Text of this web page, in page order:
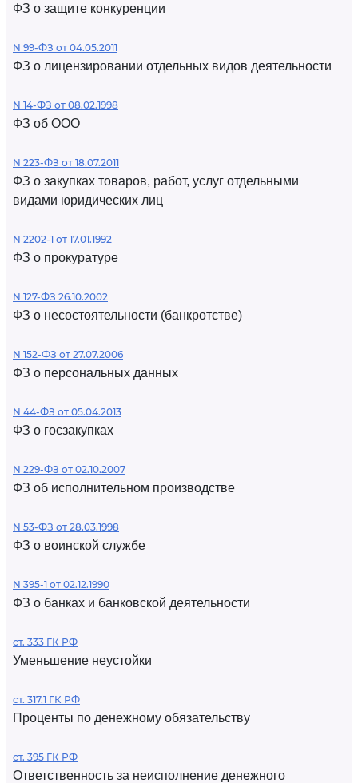
ФЗ о защите конкуренции
N 99-ФЗ от 04.05.2011
ФЗ о лицензировании отдельных видов деятельности
N 14-ФЗ от 08.02.1998
ФЗ об ООО
N 223-ФЗ от 18.07.2011
ФЗ о закупках товаров, работ, услуг отдельными
видами юридических лиц
N 2202-1 от 17.01.1992
ФЗ о прокуратуре
N 127-ФЗ 26.10.2002
ФЗ о несостоятельности (банкротстве)
N 152-ФЗ от 27.07.2006
ФЗ о персональных данных
N 44-ФЗ от 05.04.2013
ФЗ о госзакупках
N 229-ФЗ от 02.10.2007
ФЗ об исполнительном производстве
N 53-ФЗ от 28.03.1998
ФЗ о воинской службе
N 395-1 от 02.12.1990
ФЗ о банках и банковской деятельности
ст. 333 ГК РФ
Уменьшение неустойки
ст. 317.1 ГК РФ
Проценты по денежному обязательству
ст. 395 ГК РФ
Ответственность за неисполнение денежного